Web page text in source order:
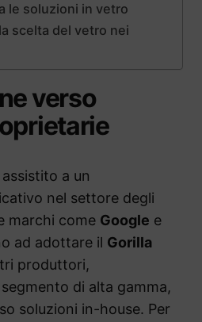
le soluzioni in vetro
scelta del vetro nei
verso
a un
nel settore degli
marchi come Google e
ad adottare il Gorilla
produttori,
di alta gamma,
soluzioni in-house. Per